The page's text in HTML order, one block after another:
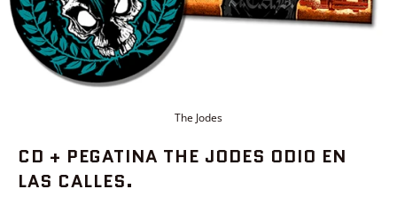
The Jodes
CD + PEGATINA THE JODES ODIO EN
LAS CALLES.